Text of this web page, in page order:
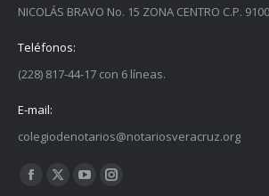
NICOLÁS BRAVO No. 15 ZONA CENTRO C.P.
Teléfonos:
(228) 817-44-17 con 6 líneas.
E-mail:
colegiodenotarios@notariosveracruz.org
Find us on:
Facebook
X
YouTubeInstagram